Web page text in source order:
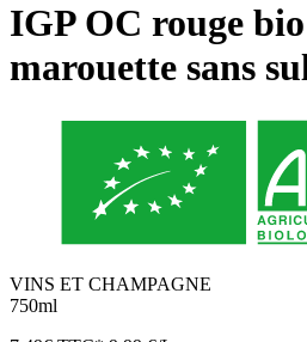
IGP OC rouge
marouette sans
VINS ET CHAMPAGNE
750ml